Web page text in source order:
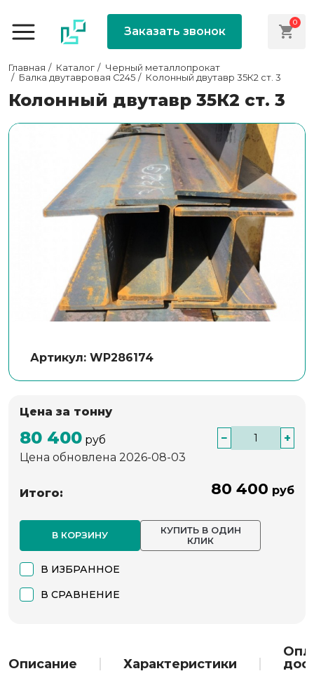
Заказать звонок
0
Главная Каталог
Черный металлопрокат
Балка двутавровая С245
Колонный двутавр 35К2 ст. 3
Колонный двутавр 35К2 ст. 3
Артикул: WP286174
Цена за тонну
80 400 руб −
+
Цена обновлена 2026-08-03
Итого: 80 400 руб
В КОРЗИНУ
КУПИТЬ В ОДИН
КЛИК
В ИЗБРАННОЕ
В СРАВНЕНИЕ
Описание Характеристики